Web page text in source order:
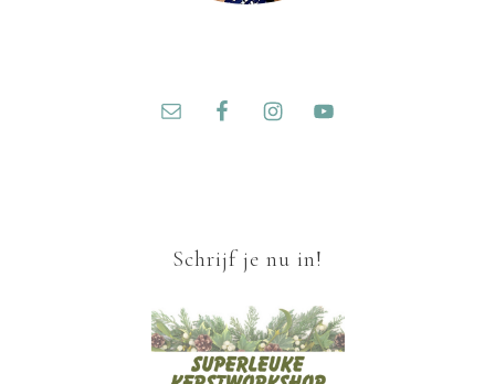
Schrijf je nu in!